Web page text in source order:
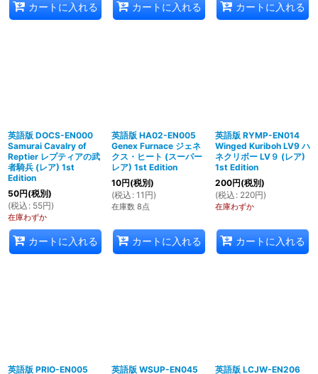
カートに入れる カートに入れる カートに入れる
英語版 DOCS-EN000
Samurai Cavalry of
Reptier レプティアの武
者騎兵 (レア) 1st
Edition
50円(税別)
(税込 : 55円)
在庫わずか
カートに入れる
英語版 HA02-EN005
Genex Furnace ジェネ
クス・ヒート (スーパー
レア) 1st Edition
10円(税別)
(税込 : 11 円)
在庫数 8点
カートに入れる
英語版 RYMP-EN014
Winged Kuriboh LV9 ハ
ネクリボー LV９ (レア)
1st Edition
200円(税別)
(税込 : 220円)
在庫わずか
カートに入れる
英語版 PRIO-EN005
英語版 WSUP-EN045
英語版 LCJW-EN206